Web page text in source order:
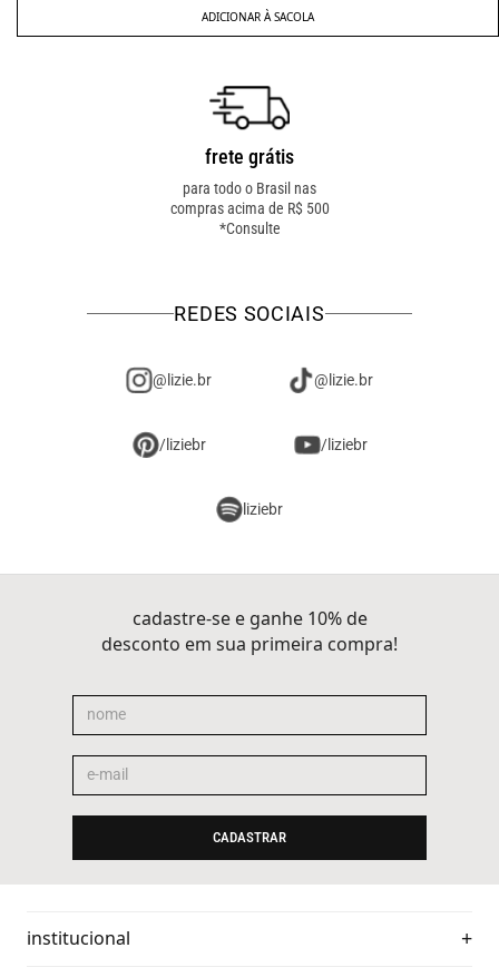
ADICIONAR À SACOLA
frete grátis
para todo o Brasil nas
compras acima de R$ 500
*Consulte
REDES SOCIAIS
@lizie.br @lizie.br
/liziebr /liziebr
liziebr
cadastre-se e ganhe 10% de
desconto em sua primeira compra!
CADASTRAR
institucional